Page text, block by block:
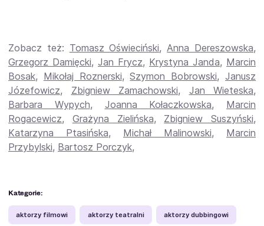
Zobacz też: Tomasz Oświeciński,Anna Dereszowska,
Grzegorz Damięcki, Jan Frycz, Krystyna Janda, Marcin
Bosak, Mikołaj Roznerski,Szymon Bobrowski,Janusz
Józefowicz, Zbigniew Zamachowski, Jan Wieteska,
Barbara Wypych, Joanna Kołaczkowska, Marcin
Rogacewicz, Grażyna Zielińska, Zbigniew Suszyński,
Katarzyna Ptasińska, Michał Malinowski, Marcin
Przybylski, Bartosz Porczyk,
Kategorie:
aktorzy filmowi aktorzy teatralni aktorzy dubbingowi